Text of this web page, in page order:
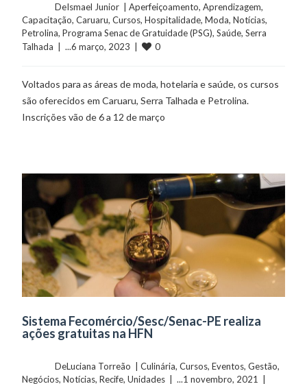
	    	DeIsmael Junior  |
Aperfeiçoamento, Aprendizagem
Capacitação, Caruaru, Cursos, Hospitalidade, Moda, Notícias
Petrolina, Programa Senac de Gratuidade (PSG), Saúde, Serra
Talhada
  |  ...6 março, 2023  |
0
Voltados para as áreas de moda, hotelaria e saúde, os cursos
são oferecidos em Caruaru, Serra Talhada e Petrolina.
Inscrições vão de 6 a 12 de março
Sistema Fecomércio/Sesc/Senac-PE realiza
ações gratuitas na HFN
	    	DeLuciana Torreão  |
Culinária, Cursos, Eventos, Gestão
Negócios, Notícias, Recife, Unidades